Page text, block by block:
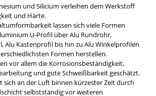
und Silicium verleihen dem Werkstoff
und Härte.
lassen sich viele Formen
U-Profil über Alu Rundrohr,
Alu Kastenprofil bis hin zu Alu Winkelprofilen
Formen herstellen.
vor allem die Korrosionsbeständigkeit,
und gute Schweißbarkeit geschätzt.
sich an der Luft binnen kürzester Zeit durch
selbstständig vor weiteren